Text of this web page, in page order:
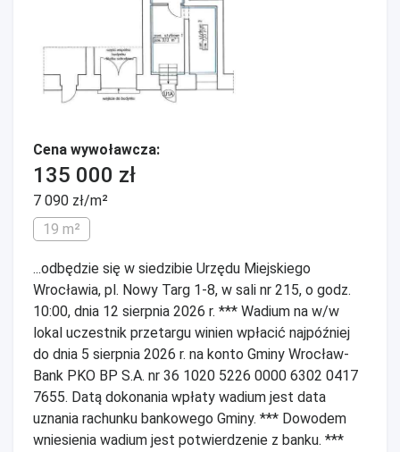
Cena wywoławcza:
135 000 zł
7 090 zł/m²
19 m²
...odbędzie się w siedzibie Urzędu Miejskiego
Wrocławia, pl. Nowy Targ 1-8, w sali nr 215, o godz.
10:00, dnia 12 sierpnia 2026 r. *** Wadium na w/w
lokal uczestnik przetargu winien wpłacić najpóźniej
do dnia 5 sierpnia 2026 r. na konto Gminy Wrocław-
Bank PKO BP S.A. nr 36 1020 5226 0000 6302 0417
7655. Datą dokonania wpłaty wadium jest data
uznania rachunku bankowego Gminy. *** Dowodem
wniesienia wadium jest potwierdzenie z banku. ***